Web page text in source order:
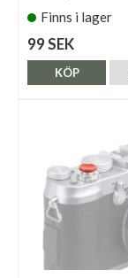
Finns i lager
99 SEK
KÖP